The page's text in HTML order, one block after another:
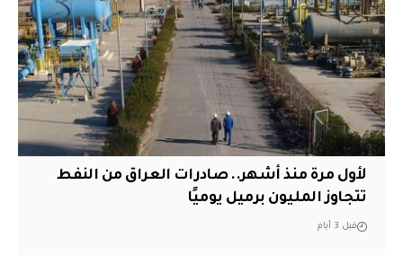
لأول مرة منذ أشهر.. صادرات العراق من النفط
تتجاوز المليون برميل يوميًا
قبل 3 أيام